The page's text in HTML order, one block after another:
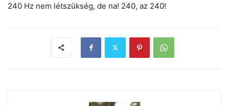
240 Hz nem létszükség, de na! 240, az 240!